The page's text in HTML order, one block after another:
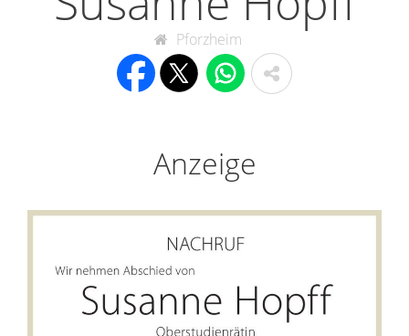
Pforzheim
Anzeige